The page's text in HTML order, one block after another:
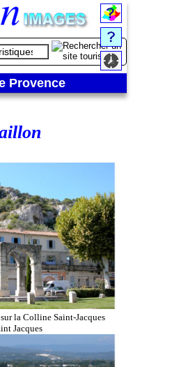
Provence
la Colline Saint-Jacques
Jacques